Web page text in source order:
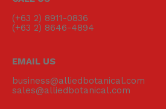
(+63 2) 8911-0836
(+63 2) 8646-4894
EMAIL US
business@alliedbotanical.com
sales@alliedbotanical.com